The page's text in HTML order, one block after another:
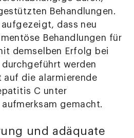
Behandlungen.
dass neu
Behandlungen für
demselben Erfolg bei
werden
auf die alarmierende
C unter
gemacht.
und adäquate